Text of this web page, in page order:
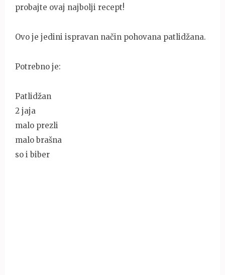
probajte ovaj najbolji recept!
Ovo je jedini ispravan način pohovana patlidžana.
Potrebno je:
Patlidžan
2 jaja
malo prezli
malo brašna
so i biber